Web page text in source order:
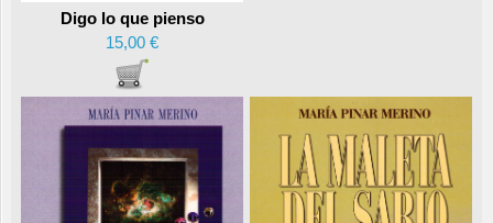
Digo lo que pienso
15,00 €